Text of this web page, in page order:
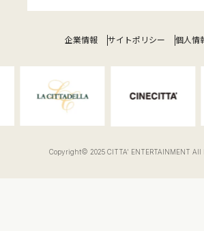
企業情報 サイトポリシー 個人情
Copyright© 2025 CITTA' ENTERTAINMENT All